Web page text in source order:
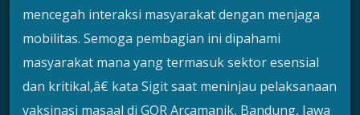
mencegah interaksi masyarakat dengan menjaga
mobilitas. Semoga pembagian ini dipahami
masyarakat mana yang termasuk sektor esensial
dan kritikal,â€ kata Sigit saat meninjau pelaksanaan
vaksinasi masaal di GOR Arcamanik, Bandung, Jawa